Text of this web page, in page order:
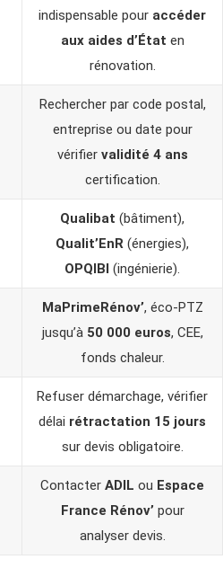
indispensable pour accéder
aux aides d’État en
rénovation.
Rechercher par code postal,
entreprise ou date pour
vérifier validité 4 ans
certification.
Qualibat (bâtiment),
Qualit’EnR (énergies),
OPQIBI (ingénierie).
MaPrimeRénov’, éco-PTZ
jusqu’à 50 000 euros, CEE,
fonds chaleur.
Refuser démarchage, vérifier
délai rétractation 15 jours
sur devis obligatoire.
Contacter ADIL ou Espace
France Rénov’ pour
analyser devis.